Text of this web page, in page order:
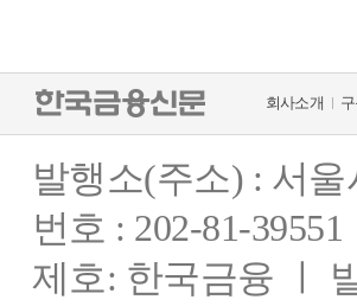
회사소개
발행소(주소) : 서
번호 : 202-81-39551
제호: 한국금융 ㅣ